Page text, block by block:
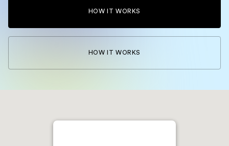
HOW IT WORKS
HOW IT WORKS